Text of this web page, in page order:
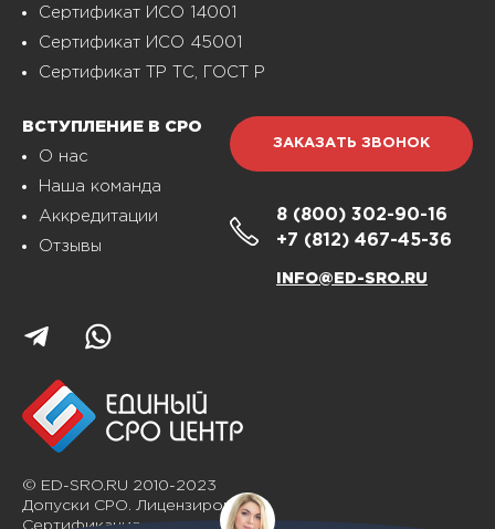
Сертификат ИСО 14001
Сертификат ИСО 45001
Сертификат ТР ТС, ГОСТ Р
ВСТУПЛЕНИЕ В СРО
О нас
Наша команда
Аккредитации
Отзывы
ЗАКАЗАТЬ ЗВОНОК
8 (800) 302-90-16
+7 (812) 467-45-36
INFO@ED-SRO.RU
© ED-SRO.RU 2010-2023
Допуски СРО. Лицензирование.
Сертификация